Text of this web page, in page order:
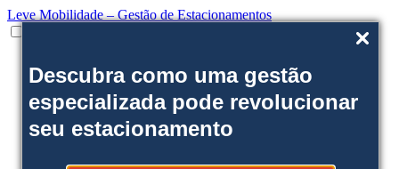
Descubra como uma gestão
especializada pode revolucionar
seu estacionamento
Leve Mobilidade – Gestão de Estacionamentos
Onde estamos
Nossas soluções
Clientes
Fale Conosco